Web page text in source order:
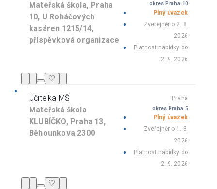
Mateřská škola, Praha
10, U Roháčových
kasáren 1215/14,
příspěvková organizace
okres Praha 10
Plný úvazek
Zveřejněno 2. 8.
2026
Platnost nabídky do
2. 9. 2026
♡
Učitelka MŠ
Mateřská škola
KLUBÍČKO, Praha 13,
Běhounkova 2300
Praha
okres Praha 5
Plný úvazek
Zveřejněno 1. 8.
2026
Platnost nabídky do
2. 9. 2026
♡